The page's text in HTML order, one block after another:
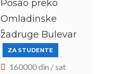
Posao preko
Omladinske
zadruge Bulevar
ZA STUDENTE
160000 din / sat